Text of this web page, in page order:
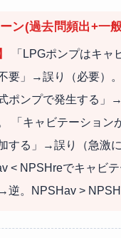
ン(過去問頻出+一
「LPGポンプはキャ
要」→誤り（必要）
ポンプで発生する」
「キャビテーション
する」→誤り（急激に
< NPSHreでキャビ
逆。NPSHav >